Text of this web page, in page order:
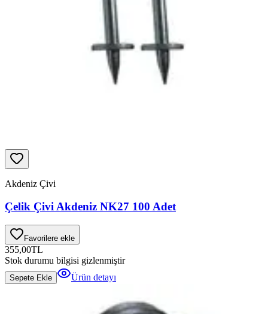
Akdeniz Çivi
Çelik Çivi Akdeniz NK27 100 Adet
Favorilere ekle
355,00TL
Stok durumu bilgisi gizlenmiştir
Sepete Ekle Ürün detayı